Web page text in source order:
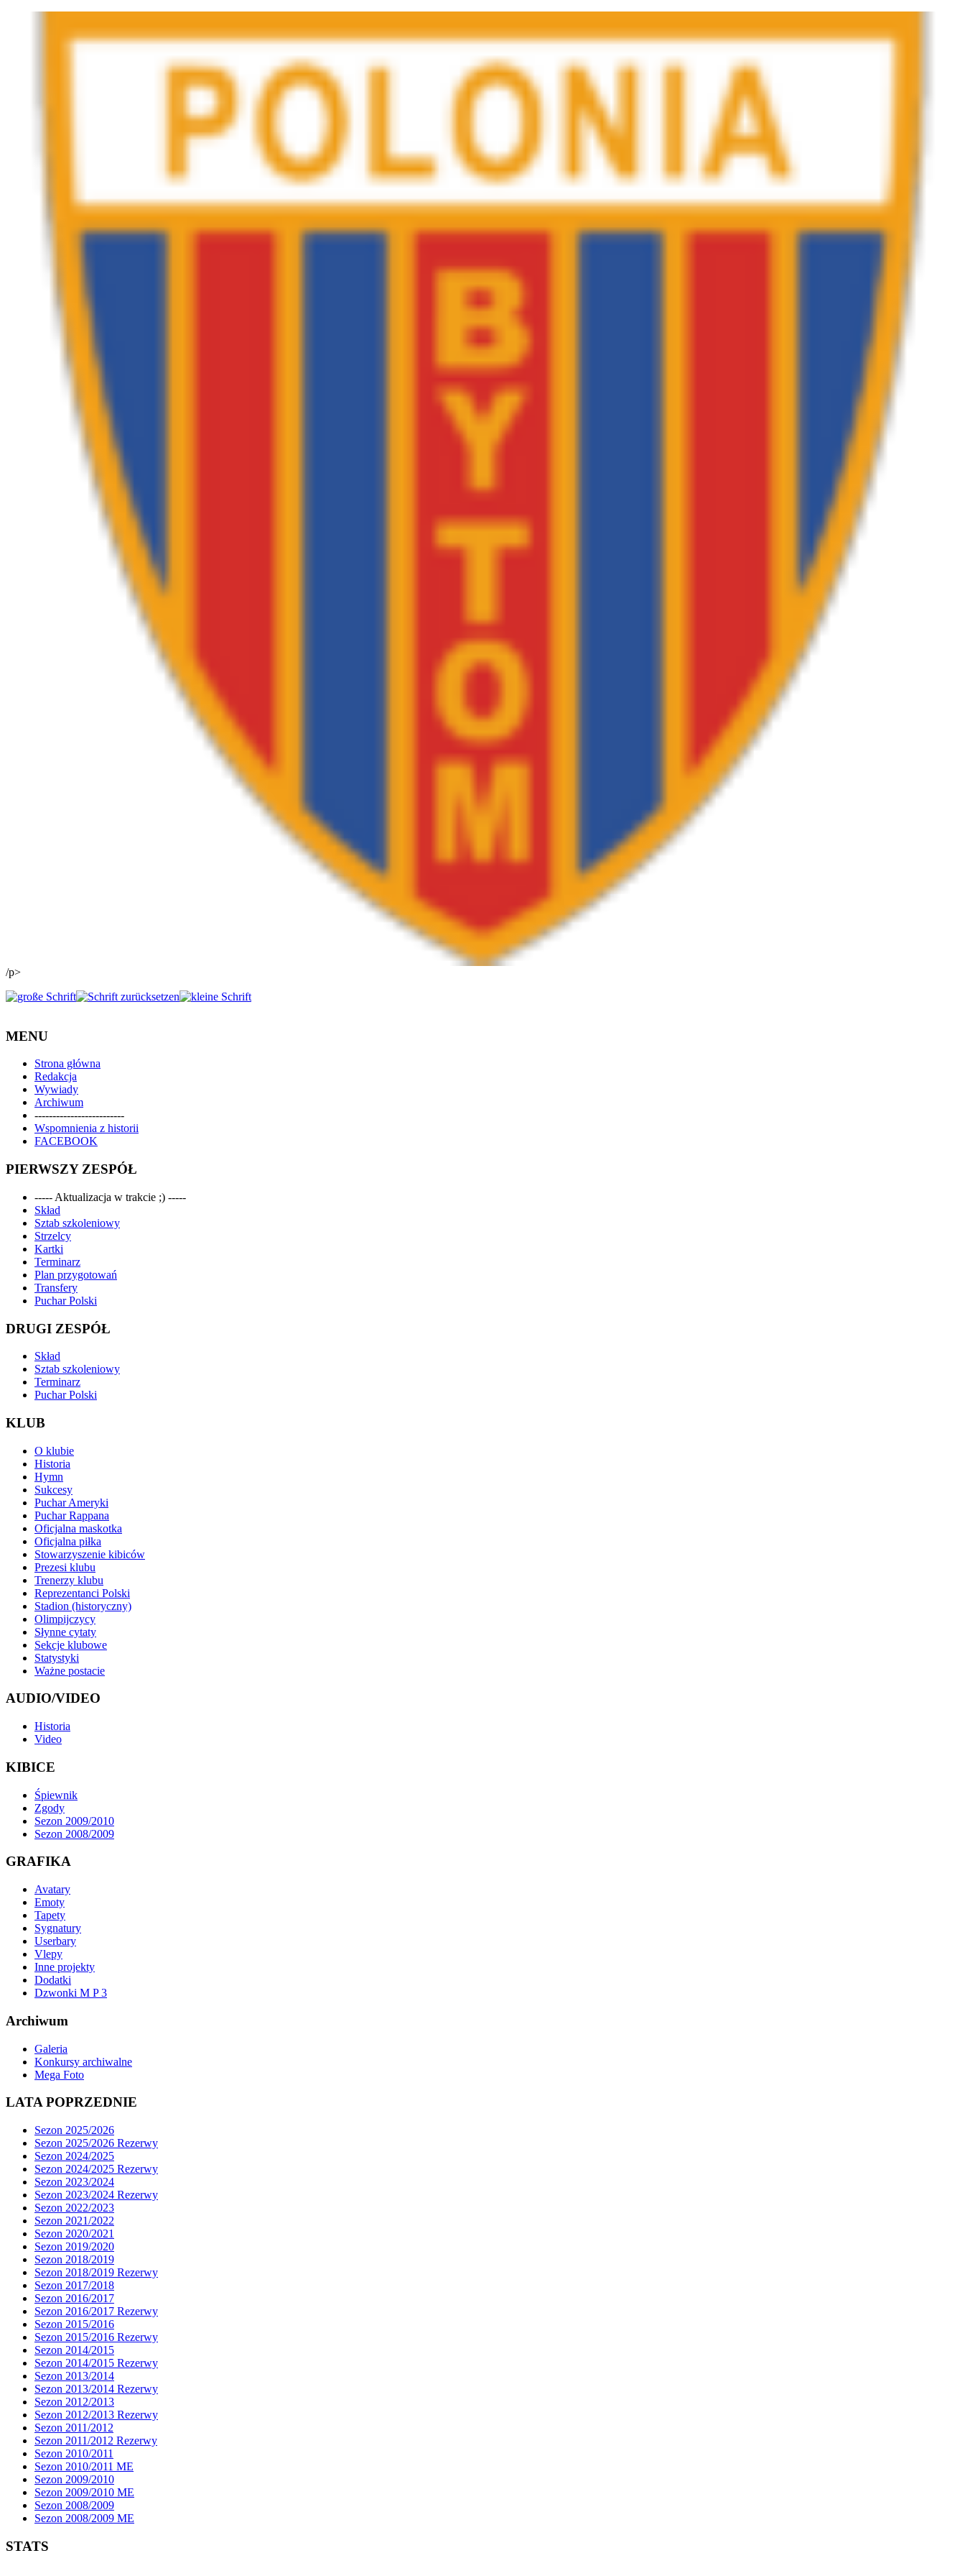
/p>
MENU
Strona główna
Redakcja
Wywiady
Archiwum
-------------------------
Wspomnienia z historii
FACEBOOK
PIERWSZY ZESPÓŁ
----- Aktualizacja w trakcie ;) -----
Skład
Sztab szkoleniowy
Strzelcy
Kartki
Terminarz
Plan przygotowań
Transfery
Puchar Polski
DRUGI ZESPÓŁ
Skład
Sztab szkoleniowy
Terminarz
Puchar Polski
KLUB
O klubie
Historia
Hymn
Sukcesy
Puchar Ameryki
Puchar Rappana
Oficjalna maskotka
Oficjalna piłka
Stowarzyszenie kibiców
Prezesi klubu
Trenerzy klubu
Reprezentanci Polski
Stadion (historyczny)
Olimpijczycy
Słynne cytaty
Sekcje klubowe
Statystyki
Ważne postacie
AUDIO/VIDEO
Historia
Video
KIBICE
Śpiewnik
Zgody
Sezon 2009/2010
Sezon 2008/2009
GRAFIKA
Avatary
Emoty
Tapety
Sygnatury
Userbary
Vlepy
Inne projekty
Dodatki
Dzwonki M P 3
Archiwum
Galeria
Konkursy archiwalne
Mega Foto
LATA POPRZEDNIE
Sezon 2025/2026
Sezon 2025/2026 Rezerwy
Sezon 2024/2025
Sezon 2024/2025 Rezerwy
Sezon 2023/2024
Sezon 2023/2024 Rezerwy
Sezon 2022/2023
Sezon 2021/2022
Sezon 2020/2021
Sezon 2019/2020
Sezon 2018/2019
Sezon 2018/2019 Rezerwy
Sezon 2017/2018
Sezon 2016/2017
Sezon 2016/2017 Rezerwy
Sezon 2015/2016
Sezon 2015/2016 Rezerwy
Sezon 2014/2015
Sezon 2014/2015 Rezerwy
Sezon 2013/2014
Sezon 2013/2014 Rezerwy
Sezon 2012/2013
Sezon 2012/2013 Rezerwy
Sezon 2011/2012
Sezon 2011/2012 Rezerwy
Sezon 2010/2011
Sezon 2010/2011 ME
Sezon 2009/2010
Sezon 2009/2010 ME
Sezon 2008/2009
Sezon 2008/2009 ME
STATS